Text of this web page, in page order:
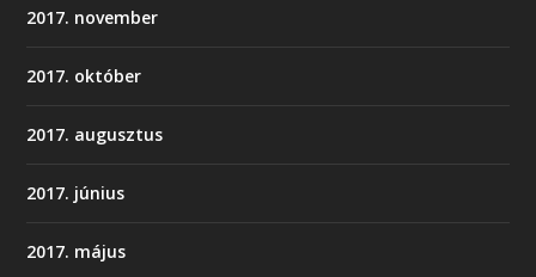
2017. november
2017. október
2017. augusztus
2017. június
2017. május